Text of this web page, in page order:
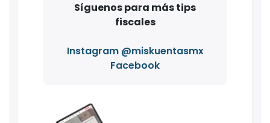
Síguenos para más tips
fiscales
Instagram @miskuentasmx
Facebook